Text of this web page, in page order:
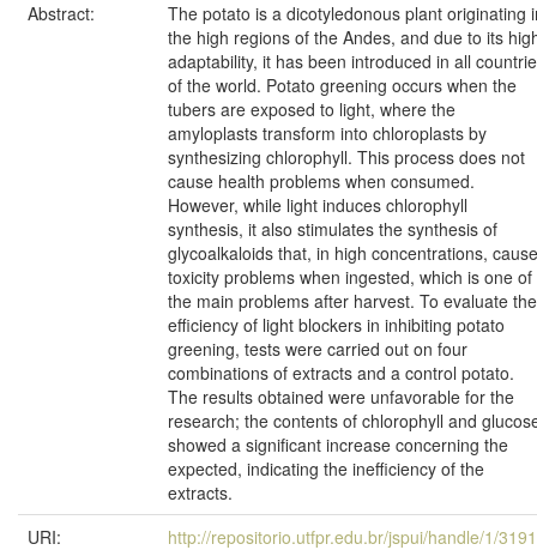
Abstract:
The potato is a dicotyledonous plant originating
the high regions of the Andes, and due to its
adaptability, it has been introduced in all
of the world. Potato greening occurs when the
tubers are exposed to light, where the
amyloplasts transform into chloroplasts by
synthesizing chlorophyll. This process does not
cause health problems when consumed.
However, while light induces chlorophyll
synthesis, it also stimulates the synthesis of
glycoalkaloids that, in high concentrations, cause
toxicity problems when ingested, which is one of
the main problems after harvest. To evaluate the
efficiency of light blockers in inhibiting potato
greening, tests were carried out on four
combinations of extracts and a control potato.
The results obtained were unfavorable for the
research; the contents of chlorophyll and
showed a significant increase concerning the
expected, indicating the inefficiency of the
extracts.
URI:
http://repositorio.utfpr.edu.br/jspui/handle/1/